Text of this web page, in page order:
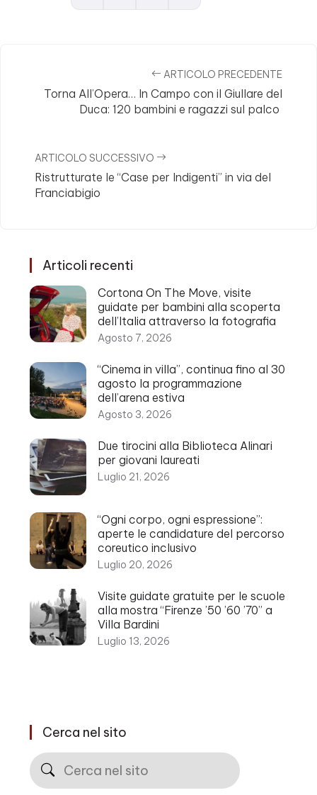
ARTICOLO PRECEDENTE
Torna All’Opera… In Campo con il Giullare del
Duca: 120 bambini e ragazzi sul palco
ARTICOLO SUCCESSIVO
Ristrutturate le “Case per Indigenti” in via del
Franciabigio
Articoli recenti
Cortona On The Move, visite
guidate per bambini alla scoperta
dell’Italia attraverso la fotografia
Agosto 7, 2026
“Cinema in villa”, continua fino al 30
agosto la programmazione
dell’arena estiva
Agosto 3, 2026
Due tirocini alla Biblioteca Alinari
per giovani laureati
Luglio 21, 2026
“Ogni corpo, ogni espressione”:
aperte le candidature del percorso
coreutico inclusivo
Luglio 20, 2026
Visite guidate gratuite per le scuole
alla mostra “Firenze ’50 ’60 ’70” a
Villa Bardini
Luglio 13, 2026
Cerca nel sito
Cerca